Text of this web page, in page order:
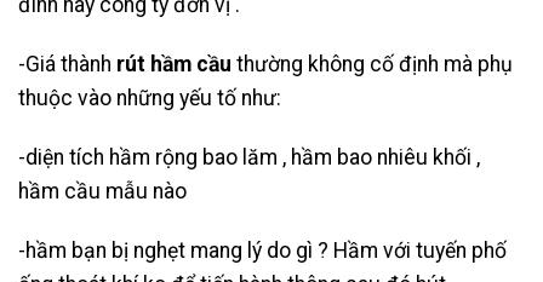
đình hay công ty đơn vị .
-Giá thành rút hầm cầu thường không cố định mà phụ
thuộc vào những yếu tố như:
-diện tích hầm rộng bao lăm , hầm bao nhiêu khối ,
hầm cầu mẫu nào
-hầm bạn bị nghẹt mang lý do gì ? Hầm với tuyến phố